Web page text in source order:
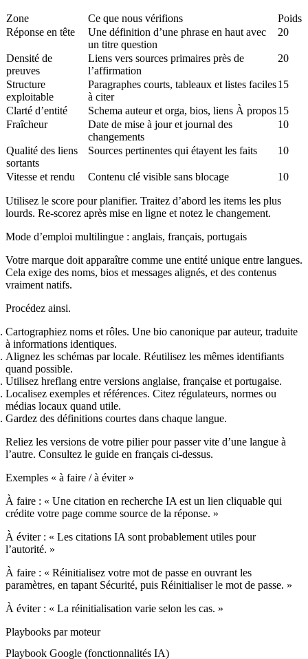
Zone Ce que nous vérifions
Poids
Réponse en tête
Une définition d’une phrase en haut avec
un titre question
20
Densité de
preuves
Liens vers sources primaires près de
l’affirmation
20
Structure
exploitable
Paragraphes courts, tableaux et listes faciles
à citer
15
Clarté d’entité Schema auteur et orga, bios, liens À propos15
Fraîcheur
Date de mise à jour et journal des
changements
10
Qualité des liens
sortants
Sources pertinentes qui étayent les faits 10
Vitesse et rendu Contenu clé visible sans blocage 10
Utilisez le score pour planifier. Traitez d’abord les items les plus
lourds. Re‑scorez après mise en ligne et notez le changement.
Mode d’emploi multilingue : anglais, français, portugais
Votre marque doit apparaître comme une entité unique entre langues.
Cela exige des noms, bios et messages alignés, et des contenus
vraiment natifs.
Procédez ainsi.
Cartographiez noms et rôles. Une bio canonique par auteur, traduite
à informations identiques.
Alignez les schémas par locale. Réutilisez les mêmes identifiants
quand possible.
Utilisez hreflang entre versions anglaise, française et portugaise.
Localisez exemples et références. Citez régulateurs, normes ou
médias locaux quand utile.
Gardez des définitions courtes dans chaque langue.
Reliez les versions de votre pilier pour passer vite d’une langue à
l’autre. Consultez le guide en français ci‑dessus.
Exemples « à faire / à éviter »
À faire : « Une citation en recherche IA est un lien cliquable qui
crédite votre page comme source de la réponse. »
À éviter : « Les citations IA sont probablement utiles pour
l’autorité. »
À faire : « Réinitialisez votre mot de passe en ouvrant les
paramètres, en tapant Sécurité, puis Réinitialiser le mot de passe. »
À éviter : « La réinitialisation varie selon les cas. »
Playbooks par moteur
Playbook Google (fonctionnalités IA)